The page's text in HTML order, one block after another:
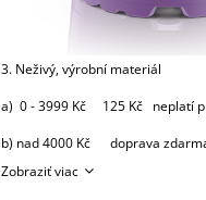
3. Neživý, výrobní materiál
a) 0 - 3999 Kč 125 Kč neplatí
b) nad 4000 Kč doprava
výjimky:
Zobraziť viac